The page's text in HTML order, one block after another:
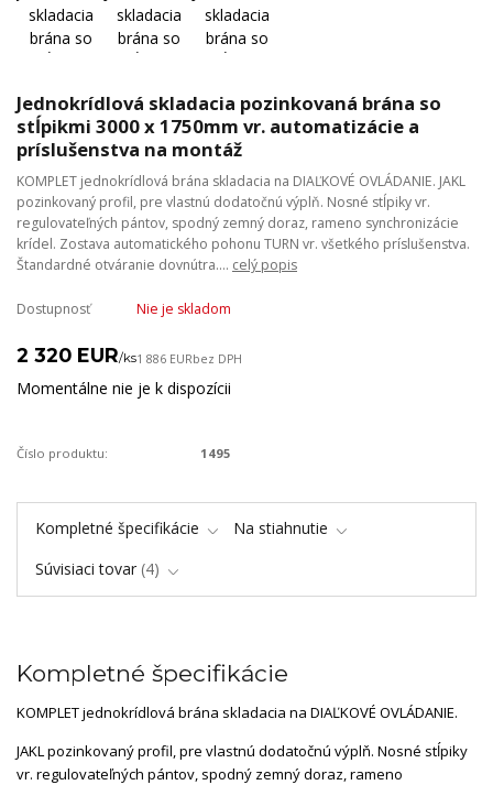
Jednokrídlová skladacia pozinkovaná brána so
stĺpikmi 3000 x 1750mm vr. automatizácie a
príslušenstva na montáž
KOMPLET jednokrídlová brána skladacia na DIAĽKOVÉ OVLÁDANIE. JAKL
pozinkovaný profil, pre vlastnú dodatočnú výplň. Nosné stĺpiky vr.
regulovateľných pántov, spodný zemný doraz, rameno synchronizácie
krídel. Zostava automatického pohonu TURN vr. všetkého príslušenstva.
Štandardné otváranie dovnútra.... celý popis
Dostupnosť Nie je skladom
2 320 EUR/ks1 886 EURbez DPH
Momentálne nie je k dispozícii
Číslo produktu: 1495
Kompletné špecifikácie
Na stiahnutie
Súvisiaci tovar 4
Kompletné špecifikácie
KOMPLET jednokrídlová brána skladacia na DIAĽKOVÉ OVLÁDANIE.
JAKL pozinkovaný profil, pre vlastnú dodatočnú výplň. Nosné stĺpiky
vr. regulovateľných pántov, spodný zemný doraz, rameno